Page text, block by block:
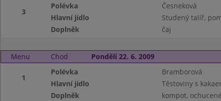
3
Polévka
Česneková
Hlavní jídlo
Studený talíř,
Doplněk
čaj
Menu Chod Pondělí 22. 6. 2009
1
Polévka
Bramborová
Hlavní jídlo
Těstoviny s
Doplněk
kompot,